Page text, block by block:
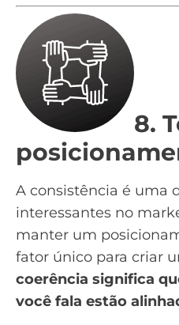
8.
A consistência é uma
interessantes no
manter um
fator único para criar
coerência significa
você fala estão